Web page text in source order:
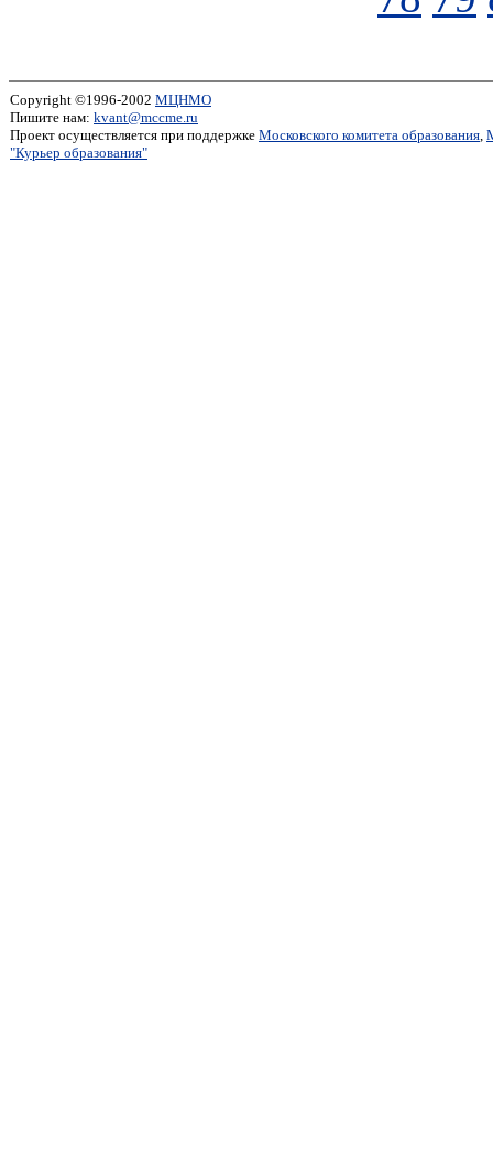
Copyright ©1996-2002 МЦНМО
Пишите нам: kvant@mccme.ru
Проект осуществляется при поддержке Московского комитета образования,
"Курьер образования"